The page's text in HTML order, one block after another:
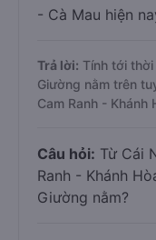
- Cà Mau hiện
Trả lời: Tính tới
Giường nằm trên
Cam Ranh - Khánh
Câu hỏi: Từ Cái
Ranh - Khánh
Giường nằm?